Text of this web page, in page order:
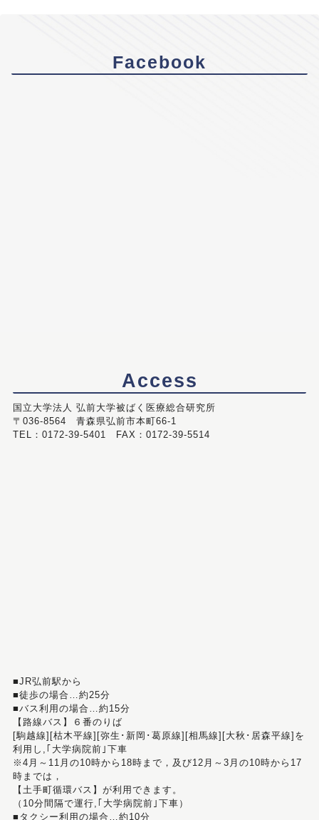
Facebook
Access
国立大学法人 弘前大学被ばく医療総合研究所
〒036-8564 青森県弘前市本町66-1
TEL：0172-39-5401 FAX：0172-39-5514
■JR弘前駅から
■徒歩の場合…約25分
■バス利用の場合…約15分
【路線バス】６番のりば
[駒越線][枯木平線][弥生･新岡･葛原線][相馬線][大秋･居森平線]を
利用し,｢大学病院前｣下車
※4月～11月の10時から18時まで，及び12月～3月の10時から17
時までは，
【土手町循環バス】が利用できます。
（10分間隔で運行,｢大学病院前｣下車）
■タクシー利用の場合…約10分